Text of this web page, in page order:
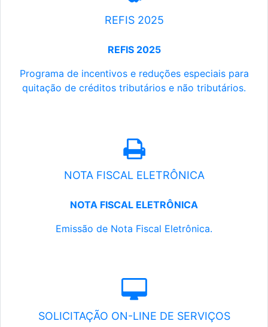
REFIS 2025
REFIS 2025
Programa de incentivos e reduções especiais para
quitação de créditos tributários e não tributários.
NOTA FISCAL ELETRÔNICA
NOTA FISCAL ELETRÔNICA
Emissão de Nota Fiscal Eletrônica.
SOLICITAÇÃO ON-LINE DE SERVIÇOS